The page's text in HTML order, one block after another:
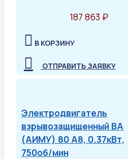
187 863 ₽
В КОРЗИНУ
ОТПРАВИТЬ ЗАЯВКУ
Электродвигатель
взрывозащищенный ВА
(АИМУ) 80 А8, 0.37кВт,
750об/мин